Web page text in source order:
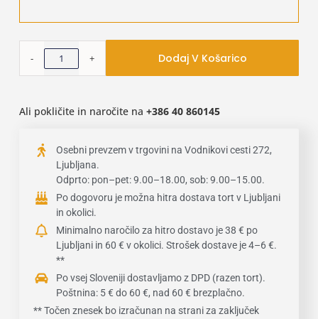
Dodaj V Košarico
Ali pokličite in naročite na +386 40 860145
Osebni prevzem v trgovini na Vodnikovi cesti 272,
Ljubljana.
Odprto: pon–pet: 9.00–18.00, sob: 9.00–15.00.
Po dogovoru je možna hitra dostava tort v Ljubljani
in okolici.
Minimalno naročilo za hitro dostavo je 38 € po
Ljubljani in 60 € v okolici. Strošek dostave je 4–6 €.
**
Po vsej Sloveniji dostavljamo z DPD (razen tort).
Poštnina: 5 € do 60 €, nad 60 € brezplačno.
** Točen znesek bo izračunan na strani za zaključek